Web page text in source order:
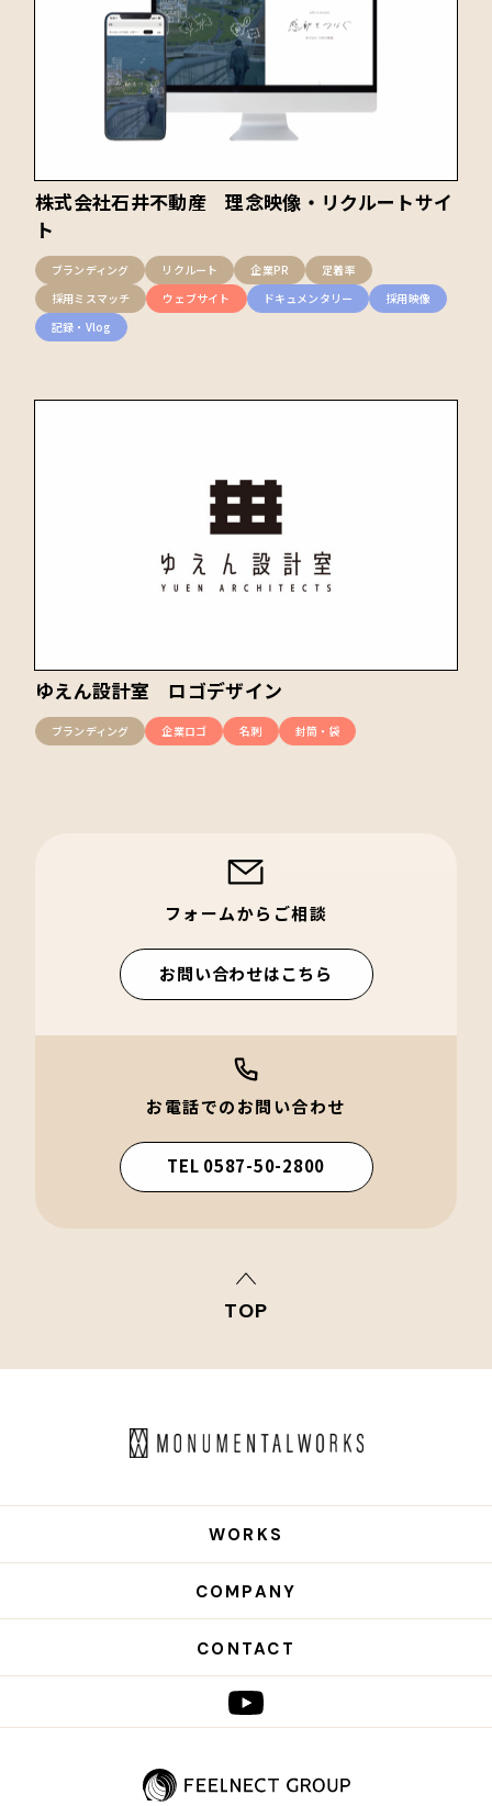
株式会社石井不動産 理念映像・リクルートサイ
ト
ブランディング リクルート 企業PR
定着率
採用ミスマッチ
ウェブサイト ドキュメンタリー
採用映像
記録・Vlog
ゆえん設計室 ロゴデザイン
ブランディング 企業ロゴ 名刺 封筒・袋
フォームからご相談
お問い合わせはこちら
お電話でのお問い合わせ
TEL 0587-50-2800
TOP
WORKS
COMPANY
CONTACT